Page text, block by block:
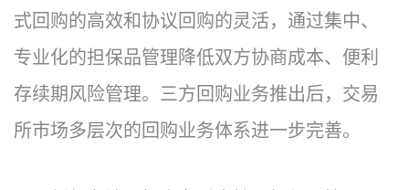
式回购的高效和协议回购的灵活，通过集中、
专业化的担保品管理降低双方协商成本、便利
存续期风险管理。三方回购业务推出后，交易
所市场多层次的回购业务体系进一步完善。